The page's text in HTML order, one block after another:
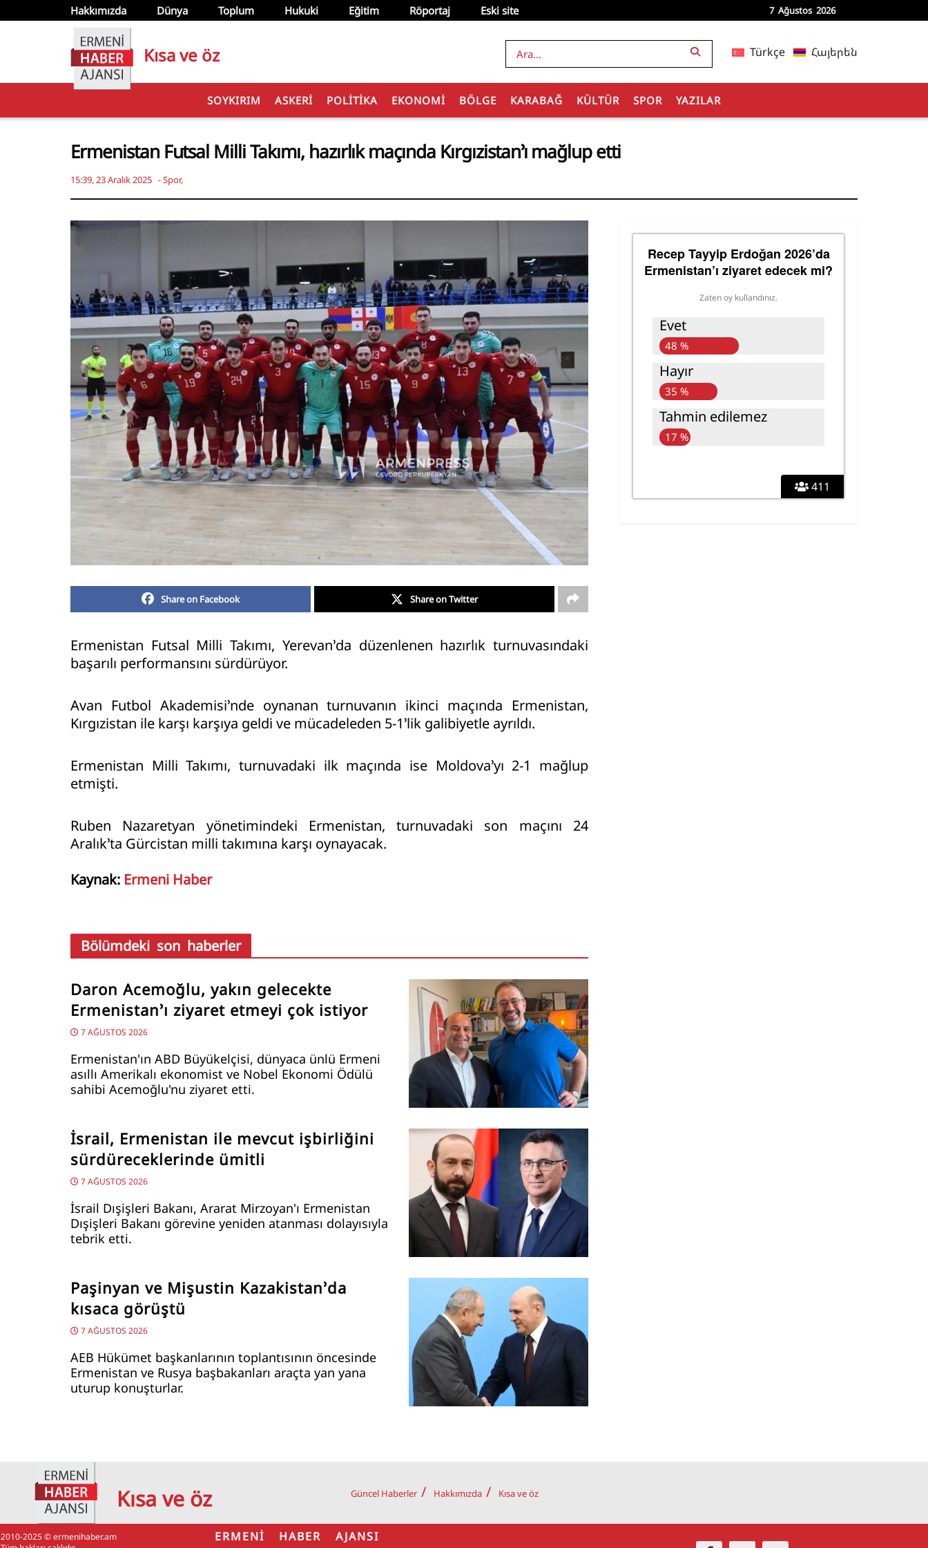
Hakkımızda Dünya Toplum Hukuki Eğitim Röportaj Eski site 7 Ağustos 2026
Kısa ve öz Türkçe Հայերեն
SOYKIRIM ASKERI POLITIKA EKONOMI BÖLGE KARABAĞ KÜLTÜR SPOR YAZILAR
Ermenistan Futsal Milli Takımı, hazırlık maçında Kırgızistan’ı mağlup etti
15:39, 23 Aralık 2025 -Spor,
Share on Facebook Share on Twitter
Ermenistan Futsal Milli Takımı, Yerevan’da düzenlenen hazırlık turnuvasındaki
başarılı performansını sürdürüyor.
Avan Futbol Akademisi’nde oynanan turnuvanın ikinci maçında Ermenistan,
Kırgızistan ile karşı karşıya geldi ve mücadeleden 5-1’lik galibiyetle ayrıldı.
Ermenistan Milli Takımı, turnuvadaki ilk maçında ise Moldova’yı 2-1 mağlup
etmişti.
Ruben Nazaretyan yönetimindeki Ermenistan, turnuvadaki son maçını 24
Aralık’ta Gürcistan milli takımına karşı oynayacak.
Kaynak: Ermeni Haber
Bölümdeki son haberler
Daron Acemoğlu, yakın gelecekte
Ermenistan’ı ziyaret etmeyi çok istiyor
7 AĞUSTOS 2026
Ermenistan'ın ABD Büyükelçisi, dünyaca ünlü Ermeni
asıllı Amerikalı ekonomist ve Nobel Ekonomi Ödülü
sahibi Acemoğlu'nu ziyaret etti.
İsrail, Ermenistan ile mevcut işbirliğini
sürdüreceklerinde ümitli
7 AĞUSTOS 2026
İsrail Dışişleri Bakanı, Ararat Mirzoyan'ı Ermenistan
Dışişleri Bakanı görevine yeniden atanması dolayısıyla
tebrik etti.
Paşinyan ve Mişustin Kazakistan’da
kısaca görüştü
7 AĞUSTOS 2026
AEB Hükümet başkanlarının toplantısının öncesinde
Ermenistan ve Rusya başbakanları araçta yan yana
uturup konuşturlar.
411
Recep Tayyip Erdoğan 2026’da
Ermenistan’ı ziyaret edecek mi?
Zaten oy kullandınız.
Evet
48 %
Hayır
35 %
Tahmin edilemez
17 %
Kısa ve öz Güncel Haberler Hakkımızda Kısa ve öz
2010-2025 © ermenihaber.am
ERMENİ HABER AJANSI